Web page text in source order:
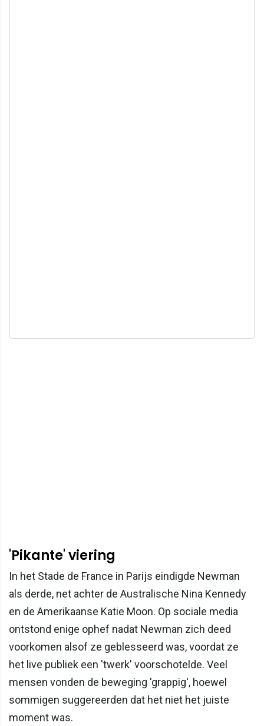
'Pikante' viering
In het Stade de France in Parijs eindigde Newman
als derde, net achter de Australische Nina Kennedy
en de Amerikaanse Katie Moon. Op sociale media
ontstond enige ophef nadat Newman zich deed
voorkomen alsof ze geblesseerd was, voordat ze
het live publiek een 'twerk' voorschotelde. Veel
mensen vonden de beweging 'grappig', hoewel
sommigen suggereerden dat het niet het juiste
moment was.